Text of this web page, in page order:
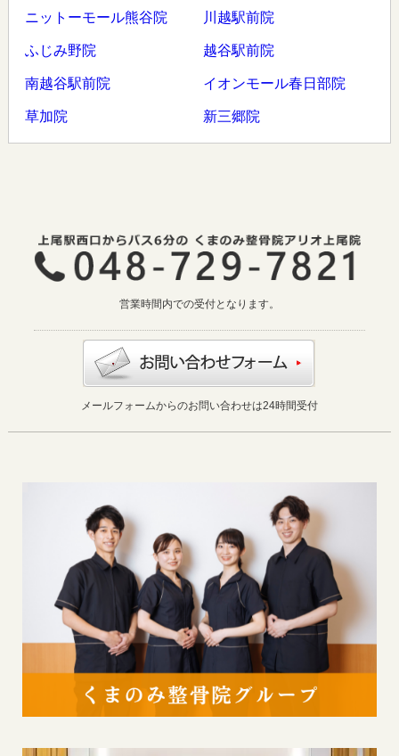
ニットーモール熊谷院 川越駅前院
ふじみ野院 越谷駅前院
南越谷駅前院 イオンモール春日部院
草加院 新三郷院
営業時間内での受付となります。
メールフォームからのお問い合わせは24時間受付